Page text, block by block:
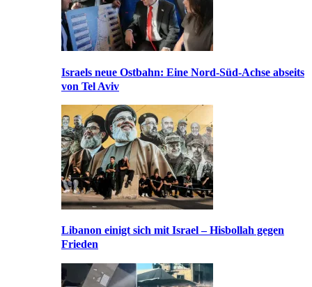
Israels neue Ostbahn: Eine Nord-Süd-Achse abseits
von Tel Aviv
Libanon einigt sich mit Israel – Hisbollah gegen
Frieden